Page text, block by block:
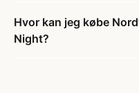
Hvor kan jeg købe
Night?